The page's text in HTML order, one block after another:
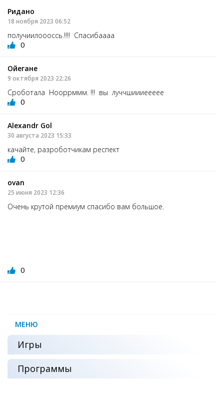
Ридано
18 ноября 2023 06:52
получиилоооссь.!!!! Спасибаааа
0
Ойегане
9 октября 2023 22:26
Сроботала Нооррммм. !!! вы луччшиииеееее
0
Alexandr Gol
30 августа 2023 15:33
качайте, разроботчикам респект
0
ovan
25 июня 2023 12:36
Очень крутой премиум спасибо вам большое.
0
МЕНЮ
Игры
Программы